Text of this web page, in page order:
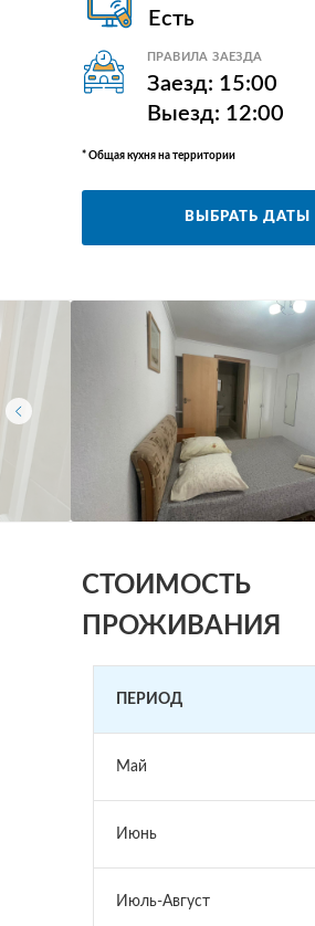
ВЫБРАТЬ ДАТЫ
Заезд: 15:00
Выезд: 12:00
ПРАВИЛА ЗАЕЗДА
Есть
* Общая кухня на территории
СТОИМОСТЬ
ПРОЖИВАНИЯ
ПЕРИОД
Май
Июнь
Июль-Август